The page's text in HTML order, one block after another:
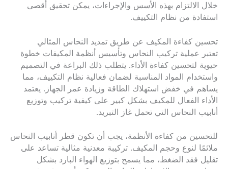
خلال الالتزام بهذه الأسس والإجراءات، يمكن تحقيق أقصى
استفادة من نظام التكييف.
تحسين كفاءة المكيف عن طريق تمديد النحاس المثالي
تعتبر عملية تركيب النحاس وتأسيس أنظمة المكيفات خطوة
حيوية لتحسين كفاءة الأداء. يتطلب ذلك البراعة في التصميم
واستخدام المواد المناسبة لضمان فعالية نظام التكييف، مما
يساهم في خفض استهلاك الطاقة وزيادة عمر الجهاز. يعتمد
الأداء الفعال للمكيف بشكل كبير على كيفية تركيب وتوزيع
أنابيب النحاس التي تحمل غاز التبريد.
للتحسين من كفاءة الأنظمة، يجب أن تكون قطر أنابيب النحاس
ملائمًا لنوع وحجم المكيف. تركيبة معدنية مثالية تساعد على
تقليل فقد الضغط، مما يسمح بتوزيع الهواء البارد بشكل